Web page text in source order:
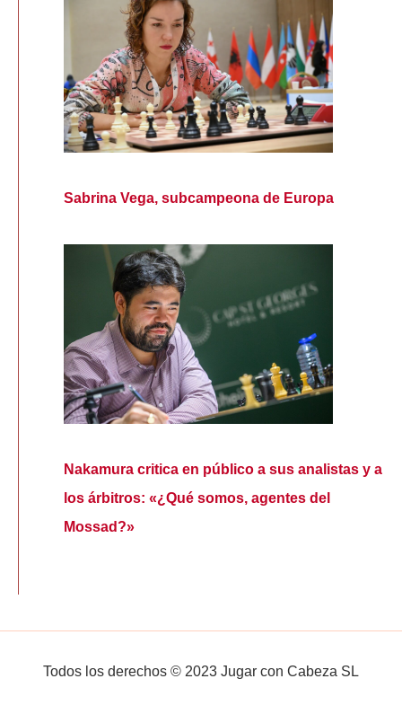
Sabrina Vega, subcampeona de Europa
Nakamura critica en público a sus analistas y a
los árbitros: «¿Qué somos, agentes del
Mossad?»
Todos los derechos © 2023 Jugar con Cabeza SL